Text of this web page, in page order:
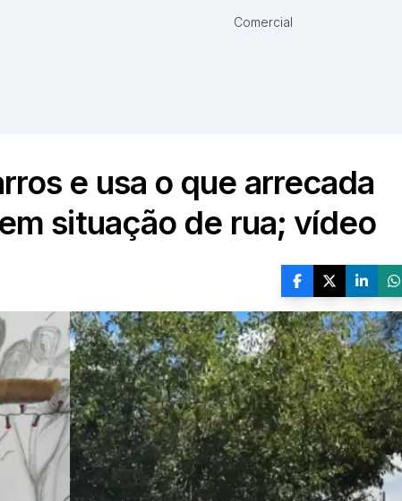
Comercial
e usa o que arrecada
situação de rua; vídeo